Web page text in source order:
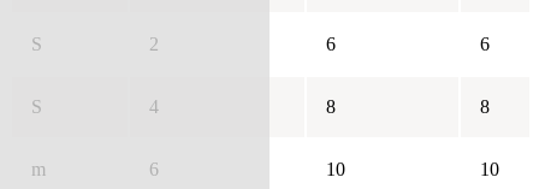
S 2 6 6
S 4 8 8
m 6 10 10